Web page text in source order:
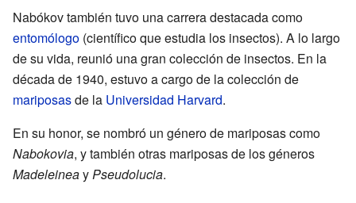
Nabókov también tuvo una carrera destacada como
entomólogo (científico que estudia los insectos). A lo largo
de su vida, reunió una gran colección de insectos. En la
década de 1940, estuvo a cargo de la colección de
mariposasde la Universidad Harvard.
En su honor, se nombró un género de mariposas como
Nabokovia, y también otras mariposas de los géneros
Madeleineay Pseudolucia.